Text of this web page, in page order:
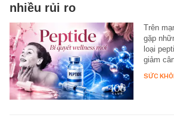
nhiều rủi ro
Trên
gặp
loại
giảm
SỨC